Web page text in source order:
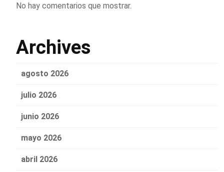
No hay comentarios que mostrar.
Archives
agosto 2026
julio 2026
junio 2026
mayo 2026
abril 2026